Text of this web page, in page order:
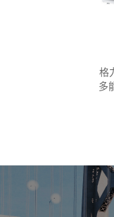
格
多